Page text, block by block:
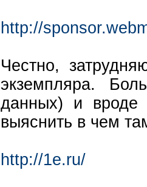
http://
Честно,
экземпляра.
данных) и вроде
выяснить в чем
http://1e.ru/